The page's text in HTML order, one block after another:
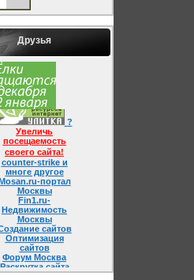
Друзья
?
Увеличь
посещаемость
своего сайта!
counter-strike и
многе другое
Mosan.ru-портал
Москвы
Fin1.ru-
Недвижимость
Москвы
Создание сайтов
Оптимизация
сайтов
Форум Москва